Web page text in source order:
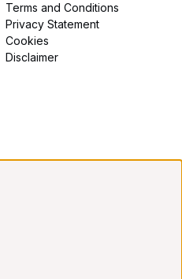
Terms and Conditions
Privacy Statement
Cookies
Disclaimer